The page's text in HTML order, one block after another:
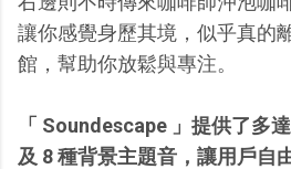
讓你感覺身歷其境，似乎真的
館，幫助你放鬆與專注。
「 Soundescape 」提供了多
及 8 種背景主題音，讓用戶自